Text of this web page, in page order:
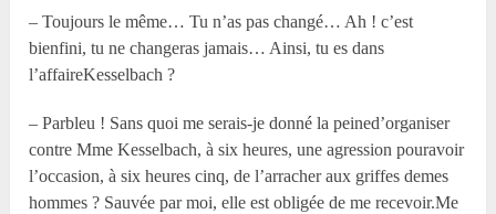
– Toujours le même… Tu n’as pas changé… Ah ! c’est
bienfini, tu ne changeras jamais… Ainsi, tu es dans
l’affaireKesselbach ?
– Parbleu ! Sans quoi me serais-je donné la peined’organiser
contre Mme Kesselbach, à six heures, une agression pouravoir
l’occasion, à six heures cinq, de l’arracher aux griffes demes
hommes ? Sauvée par moi, elle est obligée de me recevoir.Me